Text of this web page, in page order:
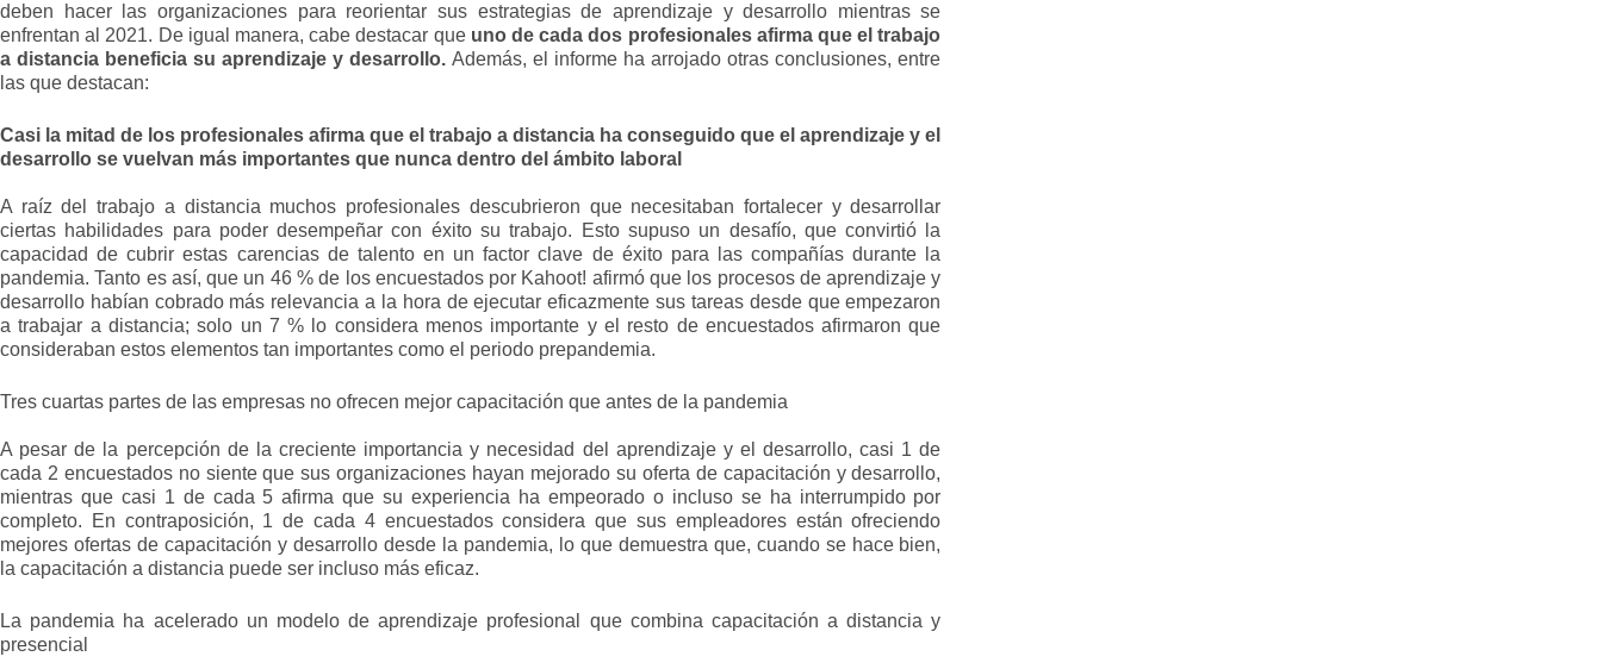
deben hacer las organizaciones para reorientar sus estrategias de aprendizaje y desarrollo mientras se
enfrentan al 2021. De igual manera, cabe destacar que uno de cada dos profesionales afirma que el trabajo
a distancia beneficia su aprendizaje y desarrollo.Además, el informe ha arrojado otras conclusiones, entre
las que destacan:
Casi la mitad de los profesionales afirma que el trabajo a distancia ha conseguido que el aprendizaje y el
desarrollo se vuelvan más importantes que nunca dentro del ámbito laboral
A raíz del trabajo a distancia muchos profesionales descubrieron que necesitaban fortalecer y desarrollar
ciertas habilidades para poder desempeñar con éxito su trabajo. Esto supuso un desafío, que convirtió la
capacidad de cubrir estas carencias de talento en un factor clave de éxito para las compañías durante la
pandemia. Tanto es así, que un 46 % de los encuestados por Kahoot! afirmó que los procesos de aprendizaje y
desarrollo habían cobrado más relevancia a la hora de ejecutar eficazmente sus tareas desde que empezaron
a trabajar a distancia; solo un 7 % lo considera menos importante y el resto de encuestados afirmaron que
consideraban estos elementos tan importantes como el periodo prepandemia.
Tres cuartas partes de las empresas no ofrecen mejor capacitación que antes de la pandemia
A pesar de la percepción de la creciente importancia y necesidad del aprendizaje y el desarrollo, casi 1 de
cada 2 encuestados no siente que sus organizaciones hayan mejorado su oferta de capacitación y desarrollo,
mientras que casi 1 de cada 5 afirma que su experiencia ha empeorado o incluso se ha interrumpido por
completo. En contraposición, 1 de cada 4 encuestados considera que sus empleadores están ofreciendo
mejores ofertas de capacitación y desarrollo desde la pandemia, lo que demuestra que, cuando se hace bien,
la capacitación a distancia puede ser incluso más eficaz.
La pandemia ha acelerado un modelo de aprendizaje profesional que combina capacitación a distancia y
presencial